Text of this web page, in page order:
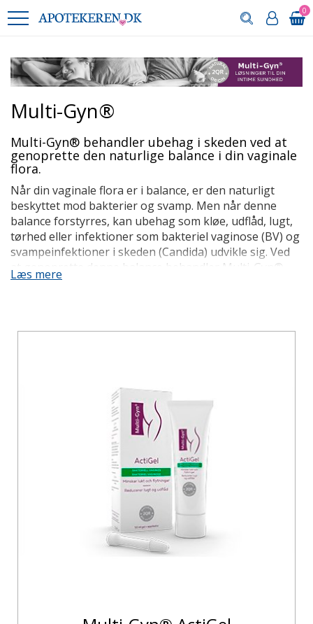
0
Multi-Gyn®
Multi-Gyn® behandler ubehag i skeden ved at
genoprette den naturlige balance i din vaginale
flora.
Når din vaginale flora er i balance, er den naturligt
beskyttet mod bakterier og svamp. Men når denne
balance forstyrres, kan ubehag som kløe, udflåd, lugt,
tørhed eller infektioner som bakteriel vaginose (BV) og
svampeinfektioner i skeden (Candida) udvikle sig. Ved
at genoprette denne balance behandler Multi-Gyn®-
produkter ikke kun ubehag i skeden, men giver dig
intimområde, har de en direkte lindrende virkning på
produkterne give dig en direkte lindring af ubehaget
og behandle infektionen.
Læs mere